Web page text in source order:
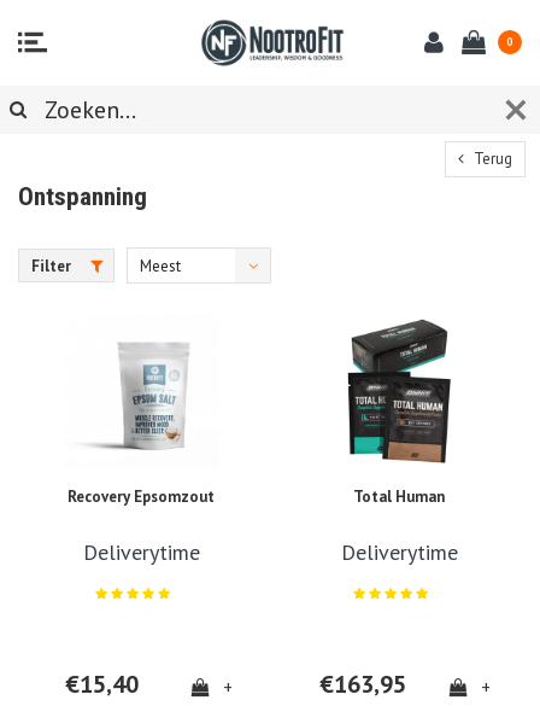
0
Terug
Ontspanning
Filter
Meest
Recovery Epsomzout
Deliverytime
€15,40 +
Total Human
Deliverytime
€163,95 +